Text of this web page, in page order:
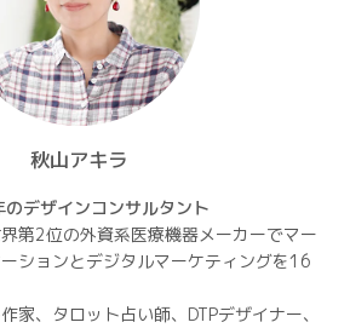
秋山アキラ
デザインコンサルタント
第2位の外資系医療機器メーカーでマー
ションとデジタルマーケティングを16
家、タロット占い師、DTPデザイナー、